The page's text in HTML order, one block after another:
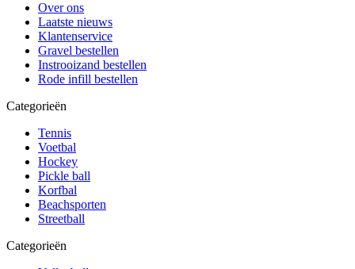
Over ons
Laatste nieuws
Klantenservice
Gravel bestellen
Instrooizand bestellen
Rode infill bestellen
Categorieën
Tennis
Voetbal
Hockey
Pickle ball
Korfbal
Beachsporten
Streetball
Categorieën